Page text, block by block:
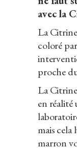
avec la
La
coloré
proche
La
en
mais
marron